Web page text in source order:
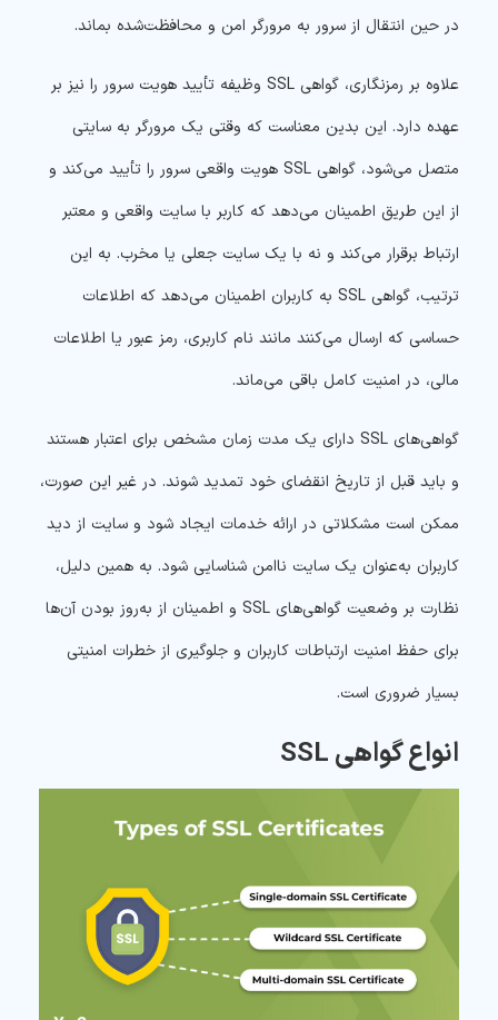
در حین انتقال از سرور به مرورگر امن و محافظت‌شده بماند.
علاوه بر رمزنگاری، گواهی SSL وظیفه تأیید هویت سرور را نیز بر
عهده دارد. این بدین معناست که وقتی یک مرورگر به سایتی
متصل می‌شود، گواهی SSL هویت واقعی سرور را تأیید می‌کند و
از این طریق اطمینان می‌دهد که کاربر با سایت واقعی و معتبر
ارتباط برقرار می‌کند و نه با یک سایت جعلی یا مخرب. به این
ترتیب، گواهی SSL به کاربران اطمینان می‌دهد که اطلاعات
حساسی که ارسال می‌کنند مانند نام کاربری، رمز عبور یا اطلاعات
مالی، در امنیت کامل باقی می‌ماند.
گواهی‌های SSL دارای یک مدت زمان مشخص برای اعتبار هستند
و باید قبل از تاریخ انقضای خود تمدید شوند. در غیر این صورت،
ممکن است مشکلاتی در ارائه خدمات ایجاد شود و سایت از دید
کاربران به‌عنوان یک سایت ناامن شناسایی شود. به همین دلیل،
نظارت بر وضعیت گواهی‌های SSL و اطمینان از به‌روز بودن آن‌ها
برای حفظ امنیت ارتباطات کاربران و جلوگیری از خطرات امنیتی
بسیار ضروری است.
انواع گواهی SSL